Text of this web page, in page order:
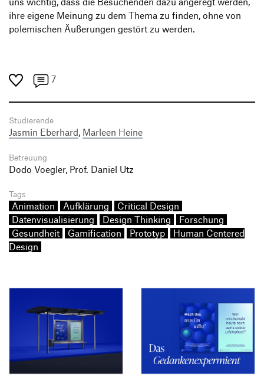
ihre eigene Meinung zu dem Thema zu finden, ohne von
polemischen Äußerungen gestört zu werden.
7
Studierende
Jasmin Eberhard, Marleen Heine
Betreuung
Dodo Voegler, Prof. Daniel Utz
Tags
Animation Aufklärung
Critical Design
Datenvisualisierung
Design Thinking
Forschung
Gesundheit
Gamification Prototyp
Human Centered
Design